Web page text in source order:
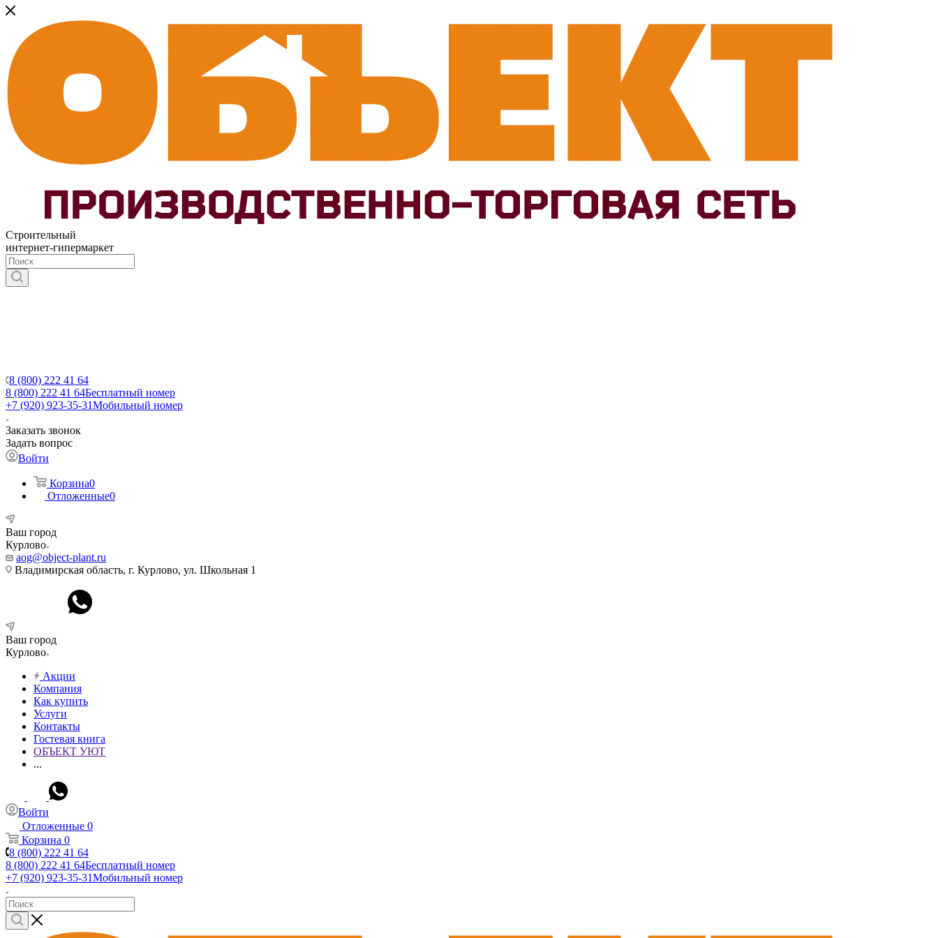
Строительный
интернет-гипермаркет
8 (800) 222 41 64
8 (800) 222 41 64Бесплатный номер
+7 (920) 923-35-31Мобильный номер
Заказать звонок
Задать вопрос
Войти
Корзина0
Отложенные0
Ваш город
Курлово
aog@object-plant.ru
Владимирская область, г. Курлово, ул. Школьная 1
Ваш город
Курлово
Акции
Компания
Как купить
Услуги
Контакты
Гостевая книга
ОБЪЕКТ УЮТ
...
Войти
Отложенные 0
Корзина 0
8 (800) 222 41 64
8 (800) 222 41 64Бесплатный номер
+7 (920) 923-35-31Мобильный номер